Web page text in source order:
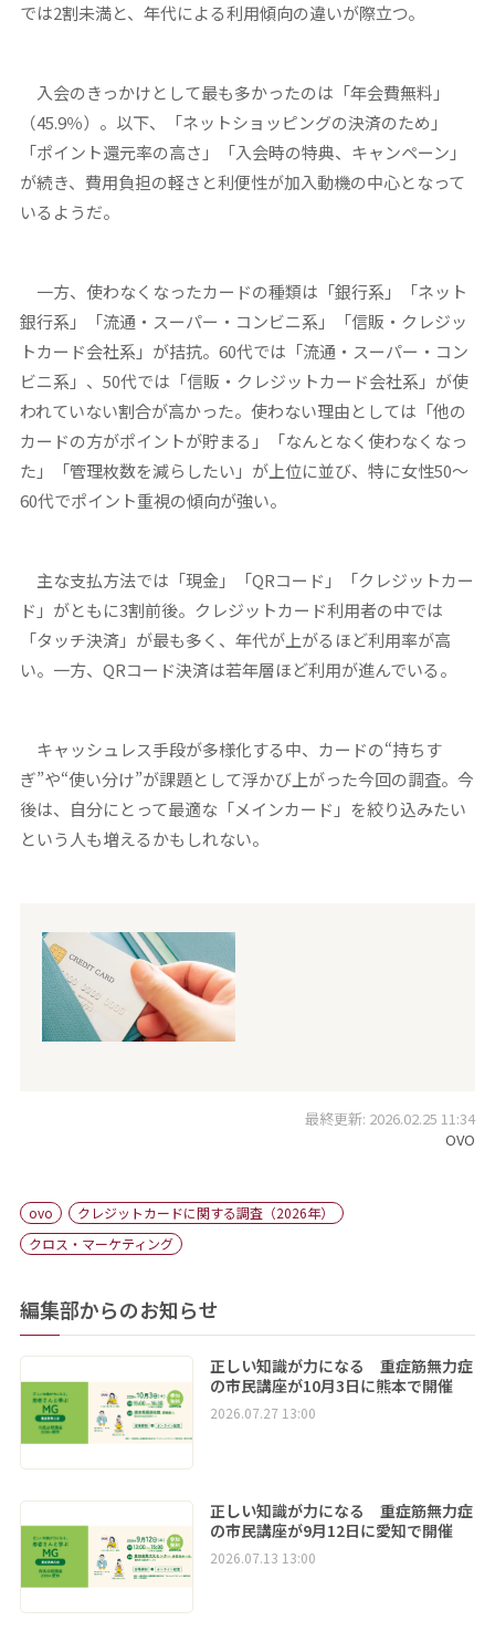
では2割未満と、年代による利用傾向の違いが際立つ。
入会のきっかけとして最も多かったのは「年会費無料」
（45.9％）。以下、「ネットショッピングの決済のため」
「ポイント還元率の高さ」「入会時の特典、キャンペーン」
が続き、費用負担の軽さと利便性が加入動機の中心となって
いるようだ。
一方、使わなくなったカードの種類は「銀行系」「ネット
銀行系」「流通・スーパー・コンビニ系」「信販・クレジッ
トカード会社系」が拮抗。60代では「流通・スーパー・コン
ビニ系」、50代では「信販・クレジットカード会社系」が使
われていない割合が高かった。使わない理由としては「他の
カードの方がポイントが貯まる」「なんとなく使わなくなっ
た」「管理枚数を減らしたい」が上位に並び、特に女性50～
60代でポイント重視の傾向が強い。
主な支払方法では「現金」「QRコード」「クレジットカー
ド」がともに3割前後。クレジットカード利用者の中では
「タッチ決済」が最も多く、年代が上がるほど利用率が高
い。一方、QRコード決済は若年層ほど利用が進んでいる。
キャッシュレス手段が多様化する中、カードの“持ちす
ぎ”や“使い分け”が課題として浮かび上がった今回の調査。今
後は、自分にとって最適な「メインカード」を絞り込みたい
という人も増えるかもしれない。
最終更新: 2026.02.25 11:34
OVO
ovo
クレジットカードに関する調査（2026年）
クロス・マーケティング
編集部からのお知らせ
正しい知識が力になる 重症筋無力症
の市民講座が10月3日に熊本で開催
2026.07.27 13:00
正しい知識が力になる 重症筋無力症
の市民講座が9月12日に愛知で開催
2026.07.13 13:00